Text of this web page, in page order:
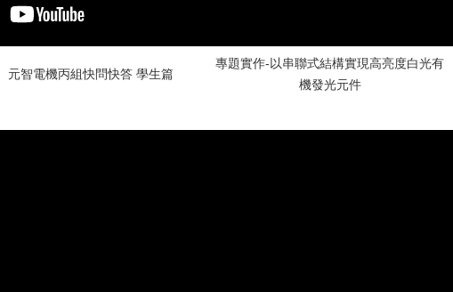
元智電機丙組快問快答 學生篇
專題實作-以串聯式結構實現高亮度白光有
機發光元件